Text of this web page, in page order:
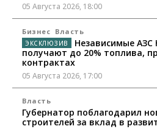
05 Августа 2026, 18:00
Бизнес Власть
Независимые АЗС
получают до 20% топлива,
контрактах
05 Августа 2026, 17:00
Власть
Губернатор поблагодарил
строителей за вклад в